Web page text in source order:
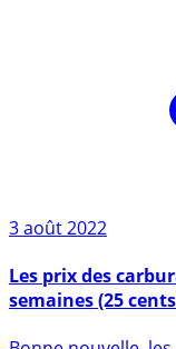
3 août 2022